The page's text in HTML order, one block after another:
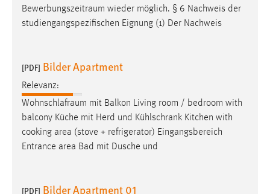
Bewerbungszeitraum wieder möglich. § 6 Nachweis der
studiengangspezifischen Eignung (1) Der Nachweis
[PDF] Bilder Apartment
Relevanz:
Wohnschlafraum mit Balkon Living room / bedroom with
balcony Küche mit Herd und Kühlschrank Kitchen with
cooking area (stove + refrigerator) Eingangsbereich
Entrance area Bad mit Dusche und
[PDF] Bilder Apartment 01